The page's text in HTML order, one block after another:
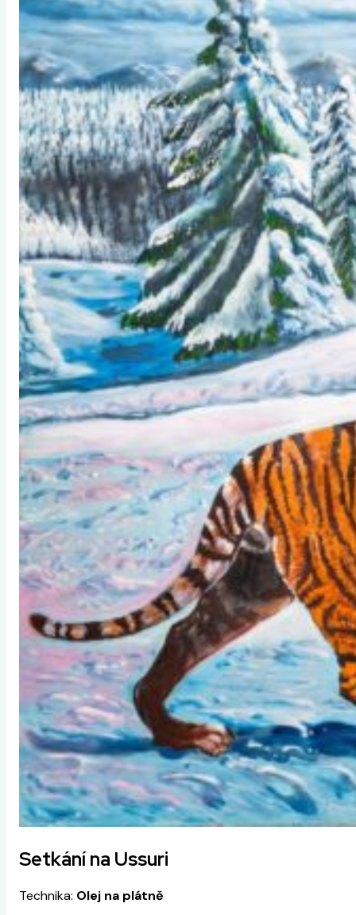
Setkání na Ussuri
Technika: Olej na plátně